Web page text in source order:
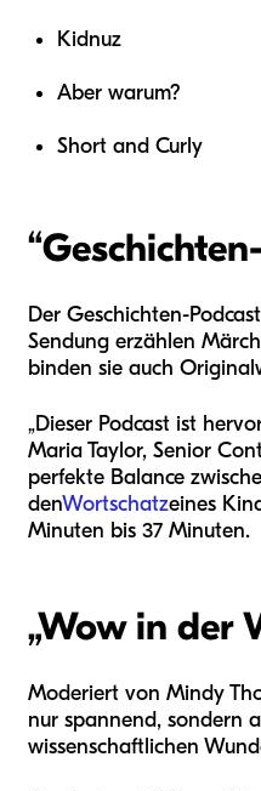
Kidnuz
Aber warum?
Short and Curly
“
Der Geschichten-
Sendung erzählen
binden sie auch
„Dieser Podcast ist
Maria Taylor, Senior
perfekte Balance
denWortschatzeines
Minuten bis 37 Minuten.
„Wow in der
Moderiert von Mindy
nur spannend, sondern
wissenschaftlichen